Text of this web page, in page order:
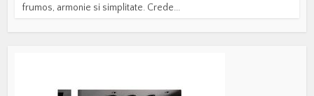
frumos, armonie si simplitate. Crede...